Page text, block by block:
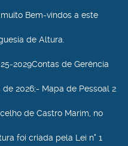
Bem-vindos a este
de Altura.
2029Contas de Gerência
2026;- Mapa de Pessoal 2
de Castro Marim, no
foi criada pela Lei n° 1